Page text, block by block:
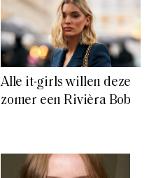
Alle it-girls willen deze
zomer een Rivièra Bob